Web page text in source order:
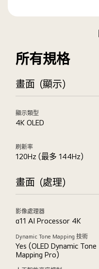
所有規格
畫面（顯示）
顯示類型
4K OLED
刷新率
120Hz (最多 144Hz)
畫面（處理）
影像處理器
α11 AI Processor 4K
Dynamic Tone Mapping 技術
Yes (OLED Dynamic Tone
Mapping Pro)